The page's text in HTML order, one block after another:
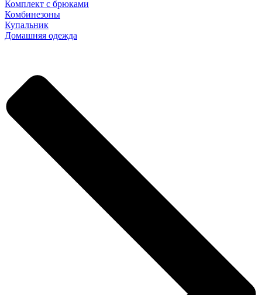
Комплект с брюками
Комбинезоны
Купальник
Домашняя одежда